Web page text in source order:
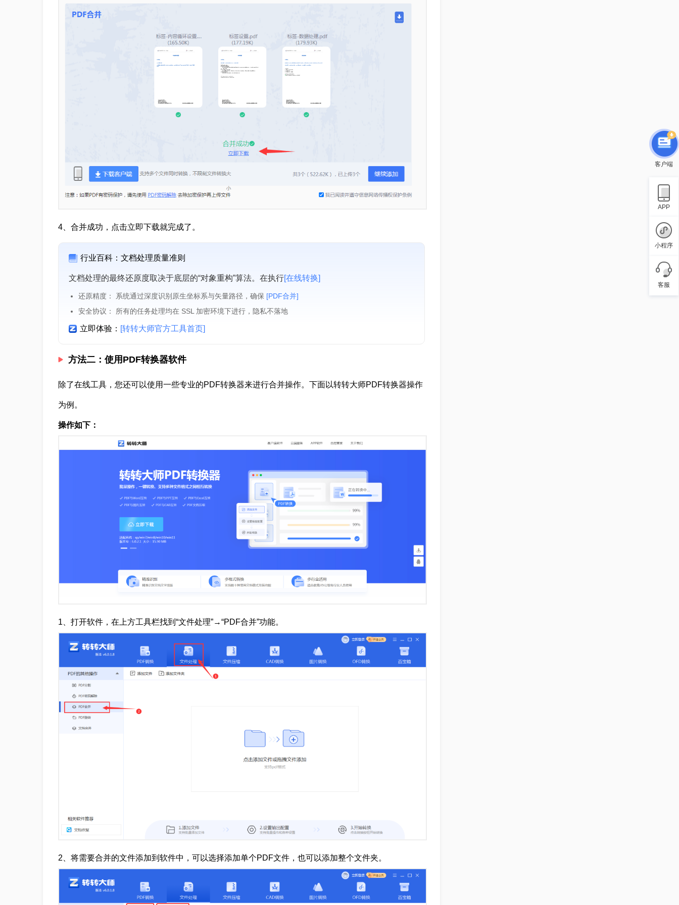
4、合并成功，点击立即下载就完成了。
行业百科：文档处理质量准则
文档处理的最终还原度取决于底层的“对象重构”算法。在执行[在线转换]
还原精度： 系统通过深度识别原生坐标系与矢量路径，确保 [PDF合并]
安全协议： 所有的任务处理均在 SSL 加密环境下进行，隐私不落地
立即体验： [转转大师官方工具首页]
方法二：使用PDF转换器软件
除了在线工具，您还可以使用一些专业的PDF转换器来进行合并操作。下面以转转大师PDF转换器操作
为例。
操作如下：
1、打开软件，在上方工具栏找到“文件处理”→“PDF合并”功能。
2、将需要合并的文件添加到软件中，可以选择添加单个PDF文件，也可以添加整个文件夹。
客户端
APP
小程序
客服